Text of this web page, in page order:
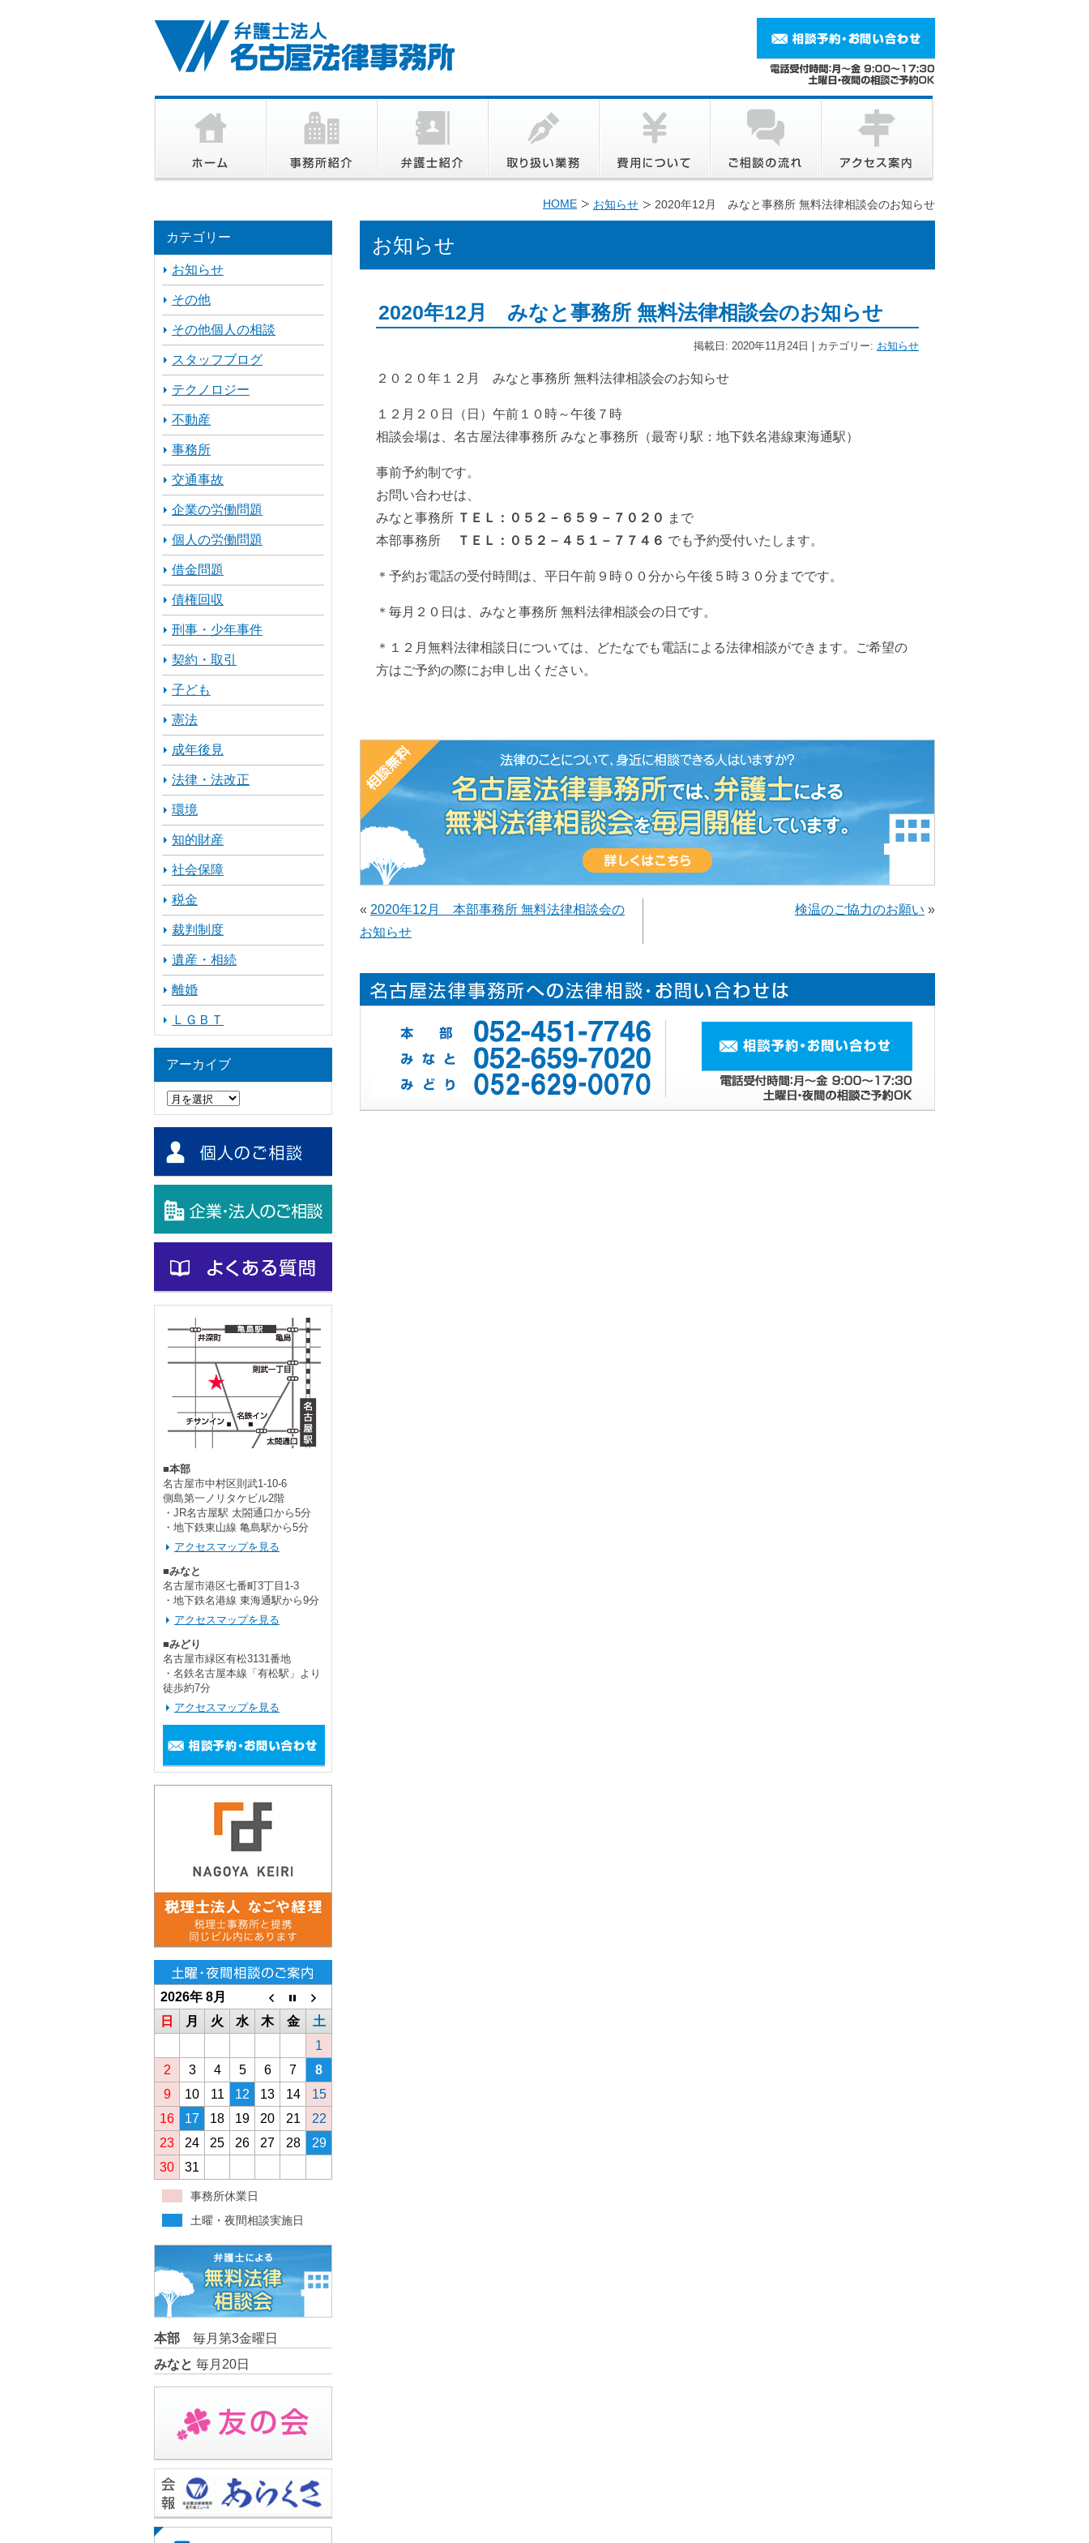
HOME お知らせ 2020年12月 みなと事務所 無料法律相談会のお知らせ
お知らせ
2020年12月 みなと事務所 無料法律相談会のお知らせ
掲載日: 2020年11月24日 | カテゴリー: お知らせ
２０２０年１２月 みなと事務所 無料法律相談会のお知らせ
１２月２０日（日）午前１０時～午後７時
相談会場は、名古屋法律事務所 みなと事務所（最寄り駅：地下鉄名港線東海通駅）
事前予約制です。
お問い合わせは、
みなと事務所 ＴＥＬ：０５２－６５９－７０２０ まで
本部事務所
ＴＥＬ：０５２－４５１－７７４６ でも予約受付いたします。
＊予約お電話の受付時間は、平日午前９時００分から午後５時３０分までです。
＊毎月２０日は、みなと事務所 無料法律相談会の日です。
＊１２月無料法律相談日については、どたなでも電話による法律相談ができます。ご希望の
方はご予約の際にお申し出ください。
« 2020年12月 本部事務所 無料法律相談会の
お知らせ
検温のご協力のお願い »
カテゴリー
お知らせ
その他
その他個人の相談
スタッフブログ
テクノロジー
不動産
事務所
交通事故
企業の労働問題
個人の労働問題
借金問題
債権回収
刑事・少年事件
契約・取引
子ども
憲法
成年後見
法律・法改正
環境
知的財産
社会保障
税金
裁判制度
遺産・相続
離婚
ＬＧＢＴ
アーカイブ
ブ
■本部
名古屋市中村区則武1-10-6
側島第一ノリタケビル2階
・JR名古屋駅 太閤通口から5分
・地下鉄東山線 亀島駅から5分
アクセスマップを見る
■みなと
名古屋市港区七番町3丁目1-3
・地下鉄名港線 東海通駅から9分
アクセスマップを見る
■みどり
名古屋市緑区有松3131番地
・名鉄名古屋本線「有松駅」より
徒歩約7分
アクセスマップを見る
2026年 8月
日
月 火 水 木 金
土
1
2
3 4 5 6 7
8
9
10 11 12 13 14
15
16
17 18 19 20 21
22
23
24 25 26 27 28
29
30
31
事務所休業日
土曜・夜間相談実施日
本部 毎月第3金曜日
みなと 毎月20日